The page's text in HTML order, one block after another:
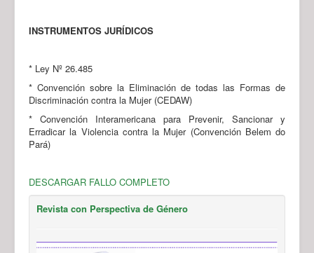
INSTRUMENTOS JURÍDICOS
* Ley Nº 26.485
* Convención sobre la Eliminación de todas las Formas de
Discriminación contra la Mujer (CEDAW)
* Convención Interamericana para Prevenir, Sancionar y
Erradicar la Violencia contra la Mujer (Convención Belem do
Pará)
DESCARGAR FALLO COMPLETO
Revista con Perspectiva de Género